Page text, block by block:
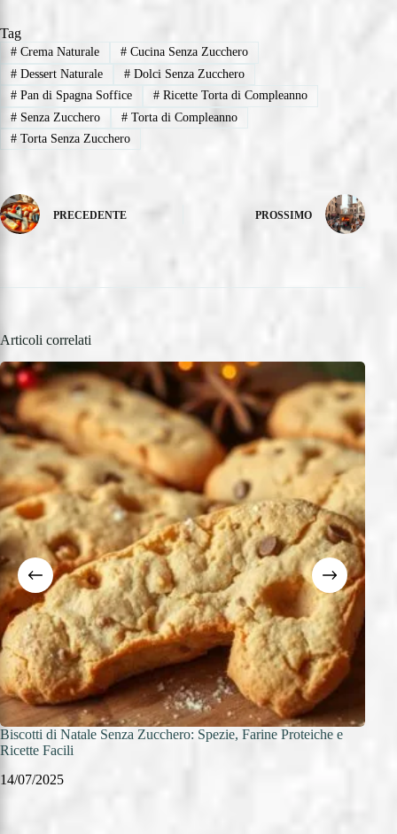
Tag
#Crema Naturale #Cucina Senza Zucchero
#Dessert Naturale #Dolci Senza Zucchero
#Pan di Spagna Soffice #Ricette Torta di Compleanno
#Senza Zucchero #Torta di Compleanno
#Torta Senza Zucchero
PRECEDENTE PROSSIMO
Articoli correlati
Biscotti di Natale Senza Zucchero: Spezie, Farine Proteiche e
Ricette Facili
14/07/2025